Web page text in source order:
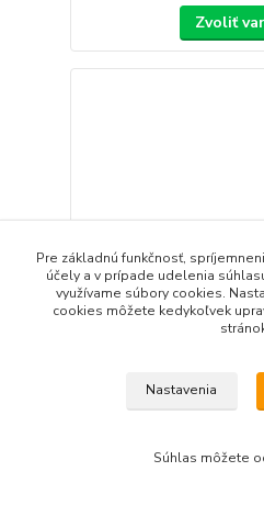
Zvoliť
Univerzálny držiak udíc a
bez DPH
Pre základnú funkčnosť,
účely a v prípade udelenia
využívame súbory cookies.
cookies môžete kedykoľvek
Nastavenia
Súhlas môžete